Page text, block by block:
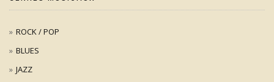
ROCK / POP
BLUES
JAZZ